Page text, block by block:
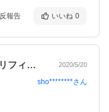
報告 いいね 0
ラッシュガードだからかピッタリフィット… 2020/5/20
sho********さん